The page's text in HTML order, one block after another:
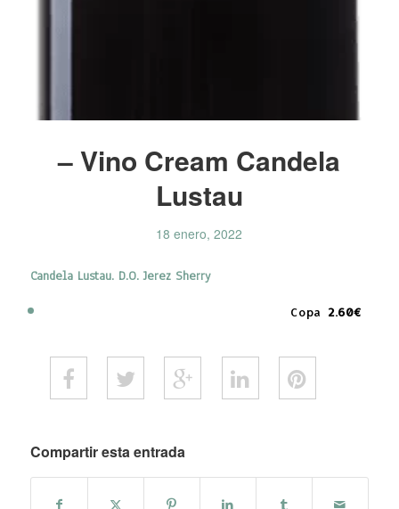
– Vino Cream Candela
Lustau
18 enero, 2022
Candela Lustau. D.O. Jerez Sherry
Copa 2.60€
Compartir esta entrada